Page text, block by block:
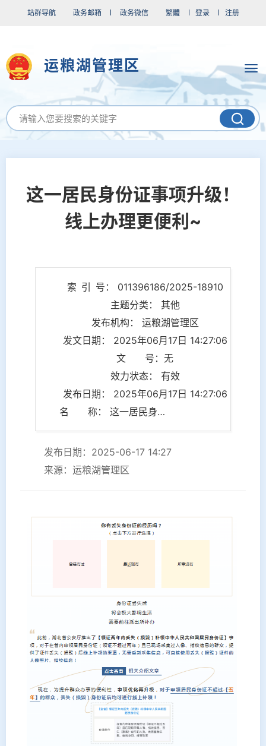
站群导航 政务邮箱 政务微信 繁體 登录 注册
运粮湖管理区
这一居民身份证事项升级！
线上办理更便利~
索 引 号： 011396186/2025-18910
主题分类： 其他
发布机构： 运粮湖管理区
发文日期： 2025年06月17日 14:27:06
文 号：无
效力状态： 有效
发布日期： 2025年06月17日 14:27:06
名 称： 这一居民身份证事项升级！线上办理更便利~
发布日期：2025-06-17 14:27
来源：运粮湖管理区